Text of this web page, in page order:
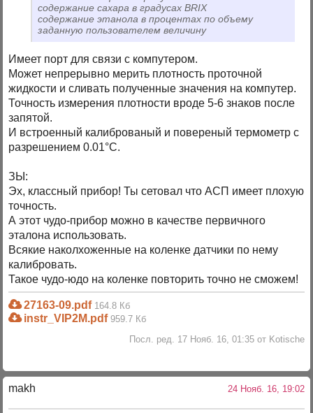
содержание сахара в градусах BRIX
содержание этанола в процентах по объему
заданную пользователем величину
Имеет порт для связи с компутером.
Может непрерывно мерить плотность проточной
жидкости и сливать полученные значения на компутер.
Точность измерения плотности вроде 5-6 знаков после
запятой.
И встроенный калиброваный и повереный термометр с
разрешением 0.01°С.
ЗЫ:
Эх, классный прибор! Ты сетовал что АСП имеет плохую
точность.
А этот чудо-прибор можно в качестве первичного
эталона использовать.
Всякие наколхоженные на коленке датчики по нему
калибровать.
Такое чудо-юдо на коленке повторить точно не сможем!
27163-09.pdf 164.8 Кб
instr_VIP2M.pdf 959.7 Кб
Посл. ред. 17 Нояб. 16, 01:35 от Kotische
makh 24 Нояб. 16, 19:02